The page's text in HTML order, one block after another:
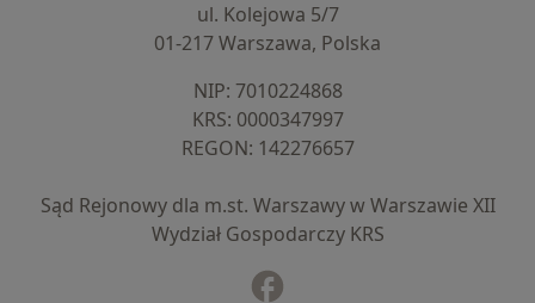
ul. Kolejowa 5/7
01-217 Warszawa, Polska
NIP: ⁠7010224868
KRS: ⁠0000347997
REGON: ⁠142276657
Sąd Rejonowy dla m.st. Warszawy w Warszawie XII
Wydział Gospodarczy KRS